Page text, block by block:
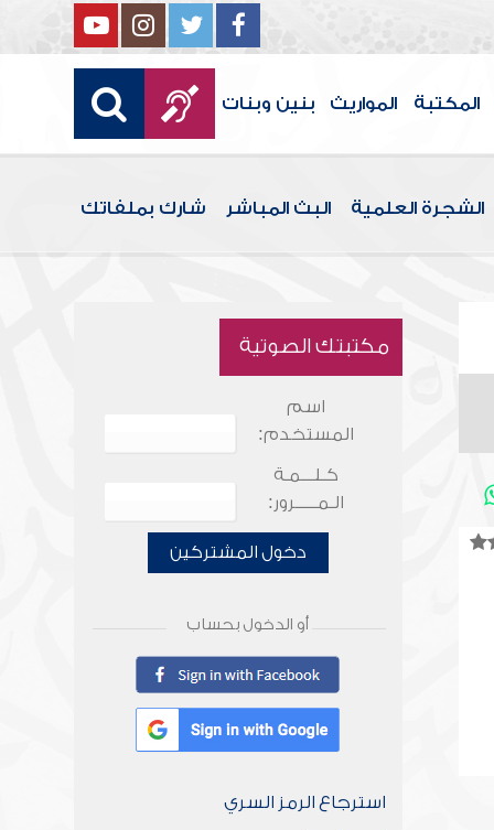
المكتبة المواريث بنين وبنات
الشجرة العلمية البث المباشر شارك بملفاتك
مكتبتك الصوتية
اسم
المستخدم:
كـلـــمـة
الـمـــــرور:
دخول المشتركين
أو الدخول بحساب
استرجاع الرمز السري